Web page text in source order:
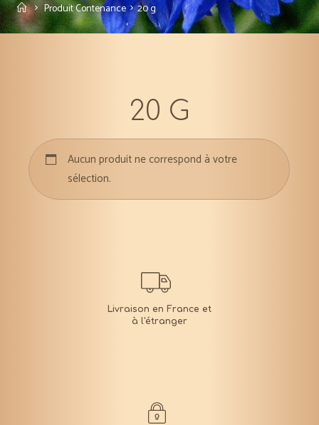
Accueil
Produit Contenance 20 g
20 G
Aucun produit ne correspond à votre
sélection.